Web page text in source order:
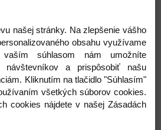
Top produkt
našej stránky. Na zlepšenie vášho
obsahu využívame
súhlasom nám umožníte
návštevníkov a prispôsobiť našu
Kliknutím na tlačidlo "Súhlasím"
všetkých súborov cookies.
cookies nájdete v našej Zásadách